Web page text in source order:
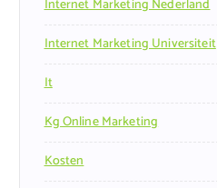
Internet Marketing Nederland
Internet Marketing Universiteit
It
Kg Online Marketing
Kosten